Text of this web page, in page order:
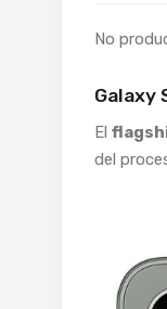
No
Galaxy
El
del